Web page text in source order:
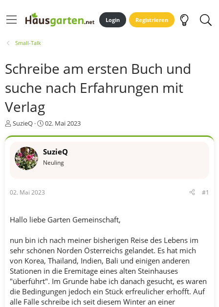
Login Registrieren
Small-Talk
Schreibe am ersten Buch und
suche nach Erfahrungen mit
Verlag
E
e
r
SuzieQ
E
t
l
02. Mai 2023
SuzieQ
Neuling
02. Mai 2023 #1
Hallo liebe Garten Gemeinschaft,
nun bin ich nach meiner bisherigen Reise des Lebens im
sehr schönen Norden Österreichs gelandet. Es hat mich
von Korea, Thailand, Indien, Bali und einigen anderen
Stationen in die Eremitage eines alten Steinhauses
"überführt". Im Grunde habe ich danach gesucht, es waren
die Bedingungen jedoch ein Stück erfreulicher erhofft. Auf
alle Fälle schreibe ich seit diesem Winter an einer